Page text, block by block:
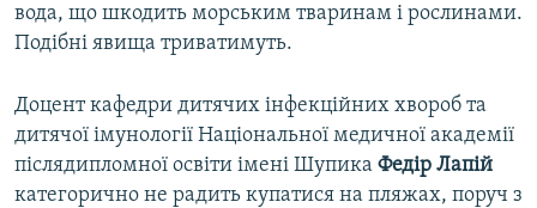
вода, що шкодить морським тваринам і рослинами.
Подібні явища триватимуть.
Доцент кафедри дитячих інфекційних хвороб та
дитячої імунології Національної медичної академії
післядипломної освіти імені Шупика Федір Лапій
категорично не радить купатися на пляжах, поруч з